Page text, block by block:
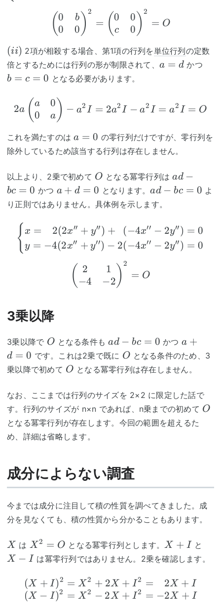
( 0
0
b
0 ) 2
= ( 0
c
0
0 ) 2
= O
(ii)
(ii) 2項が相殺する場合、第1項の行列を単位行列の定数
倍とするためには行列の形が制限されて、 a=d
a = d かつ
b = c = 0 となる必要があります。
2a ( a
0
0
a ) − a2I = 2a2I − a2I = a2I = O
これを満たすのはa=0
a = 0 の零行列だけですが、零行列を
除外しているため該当する行列は存在しません。
以上より、2乗で初めて O
O となる冪零行列はad-
bc=0
ad −
bc = 0 かつ a+d=0
a + d = 0 となります。ad-
bc=0
ad − bc = 0 よ
り正則ではありません。具体例を示します。
\begin{cases}
{ x = 2(2x′′ + y′′) + (−4x′′ − 2y′′) = 0
y = −4(2x′′ + y′′) − 2(−4x′′ − 2y′′) = 0
( 2
−4
1
−2 ) 2
= O
3乗以降
3乗以降で O
O となる条件もad-
bc=0
ad − bc = 0 かつ a+d=0
a +
d = 0 です。これは2乗で既に O
O となる条件のため、3
乗以降で初めて O
O となる冪零行列は存在しません。
なお、ここまでは行列のサイズを 2×2 に限定した話で
す。行列のサイズが n×n であれば、n乗までの初めて O
O
となる冪零行列が存在します。今回の範囲を超えるた
め、詳細は省略します。
成分によらない調査
今までは成分に注目して積の性質を調べてきました。成
分を見なくても、積の性質から分かることもあります。
X
X は X ^
2=O
X2 = O となる冪零行列とします。 X+I
X + Iと
X − I は冪零行列ではありません。2乗を確認します。
(X + I )2 = X2 + 2X + I2 = 2X + I
(X − I )2 = X2 − 2X + I2 = −2X + I